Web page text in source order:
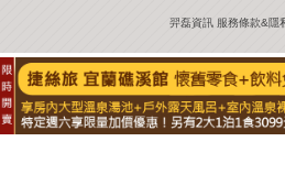
羿磊資訊 服務條款&隱